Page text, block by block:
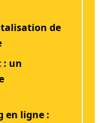
de
: un
en ligne :